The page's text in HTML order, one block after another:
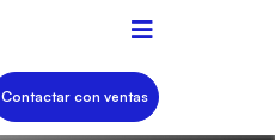
Contactar con ventas